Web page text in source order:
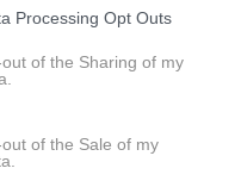
Processing Opt Outs
of the Sharing of my
of the Sale of my
obsojanjem
v njihovem domu lahko
ni razloga.